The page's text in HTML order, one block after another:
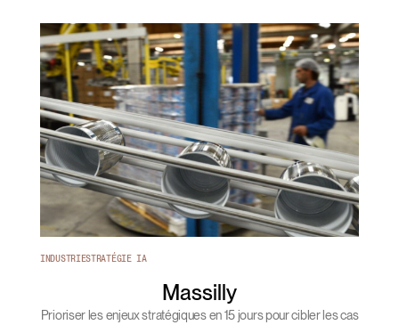
INDUSTRIESTRATÉGIE IA
Massilly
Prioriser les enjeux stratégiques en 15 jours pour cibler les cas